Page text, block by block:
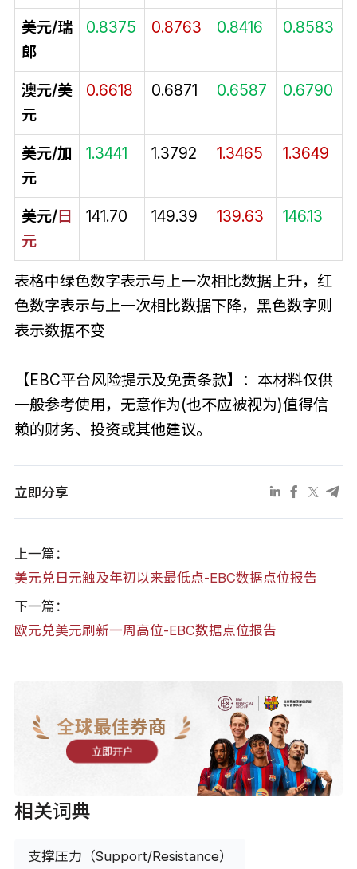
美元/瑞
郎
0.8375 0.8763 0.8416 0.8583
澳元/美
元
0.6618 0.6871 0.6587 0.6790
美元/加
元
1.3441 1.3792 1.3465 1.3649
美元/日
元
141.70 149.39 139.63 146.13
表格中绿色数字表示与上一次相比数据上升，红
色数字表示与上一次相比数据下降，黑色数字则
表示数据不变
【EBC平台风险提示及免责条款】：本材料仅供
一般参考使用，无意作为(也不应被视为)值得信
赖的财务、投资或其他建议。
立即分享
上一篇：
美元兑日元触及年初以来最低点-EBC数据点位报告
下一篇：
欧元兑美元刷新一周高位-EBC数据点位报告
全球最佳券商
立即开户
相关词典
支撑压力（Support/Resistance）